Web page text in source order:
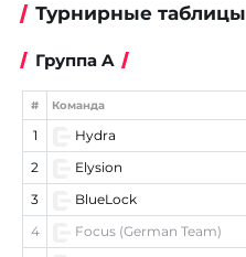
Турнирные таблицы
Группа A
# Команда
1 Hydra
2
Elysion
3
BlueLock
4
Focus (German Team)